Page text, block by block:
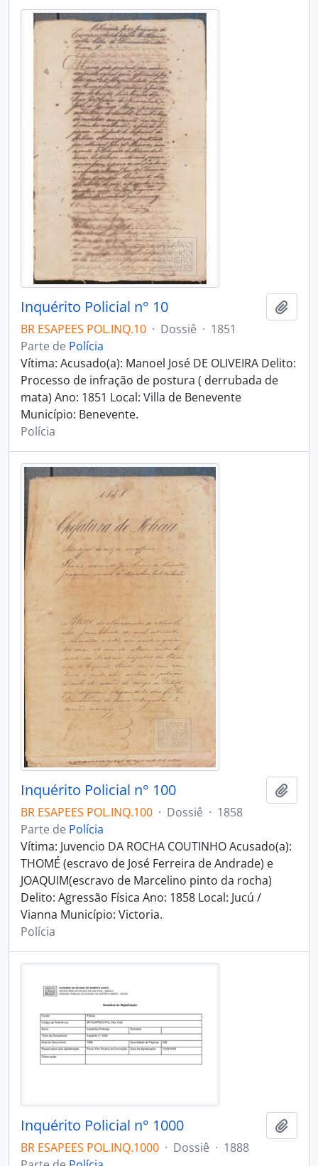
Inquérito Policial n° 10
BR ESAPEES POL.INQ.10 · Dossiê · 1851
Parte de Polícia
Vítima: Acusado(a): Manoel José DE OLIVEIRA Delito:
Processo de infração de postura ( derrubada de
mata) Ano: 1851 Local: Villa de Benevente
Município: Benevente.
Polícia
Inquérito Policial n° 100
BR ESAPEES POL.INQ.100 · Dossiê · 1858
Parte de Polícia
Vítima: Juvencio DA ROCHA COUTINHO Acusado(a):
THOMÉ (escravo de José Ferreira de Andrade) e
JOAQUIM(escravo de Marcelino pinto da rocha)
Delito: Agressão Física Ano: 1858 Local: Jucú /
Vianna Município: Victoria.
Polícia
Inquérito Policial n° 1000
BR ESAPEES POL.INQ.1000 · Dossiê · 1888